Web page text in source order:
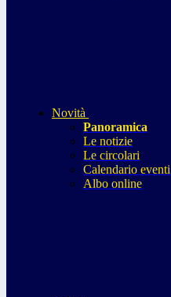
Novità
Panoramica
Le notizie
Le circolari
Calendario eventi
Albo online